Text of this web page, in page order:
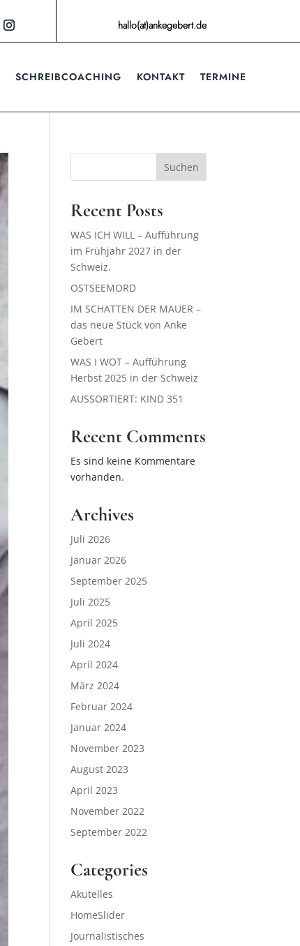
hallo(at)ankegebert.de
SCHREIBCOACHING KONTAKT TERMINE
Suchen
Recent Posts
WAS ICH WILL – Aufführung
im Frühjahr 2027 in der
Schweiz.
OSTSEEMORD
IM SCHATTEN DER MAUER –
das neue Stück von Anke
Gebert
WAS I WOT – Aufführung
Herbst 2025 in der Schweiz
AUSSORTIERT: KIND 351
Recent Comments
Es sind keine Kommentare
vorhanden.
Archives
Juli 2026
Januar 2026
September 2025
Juli 2025
April 2025
Juli 2024
April 2024
März 2024
Februar 2024
Januar 2024
November 2023
August 2023
April 2023
November 2022
September 2022
Categories
Akutelles
HomeSlider
Journalistisches